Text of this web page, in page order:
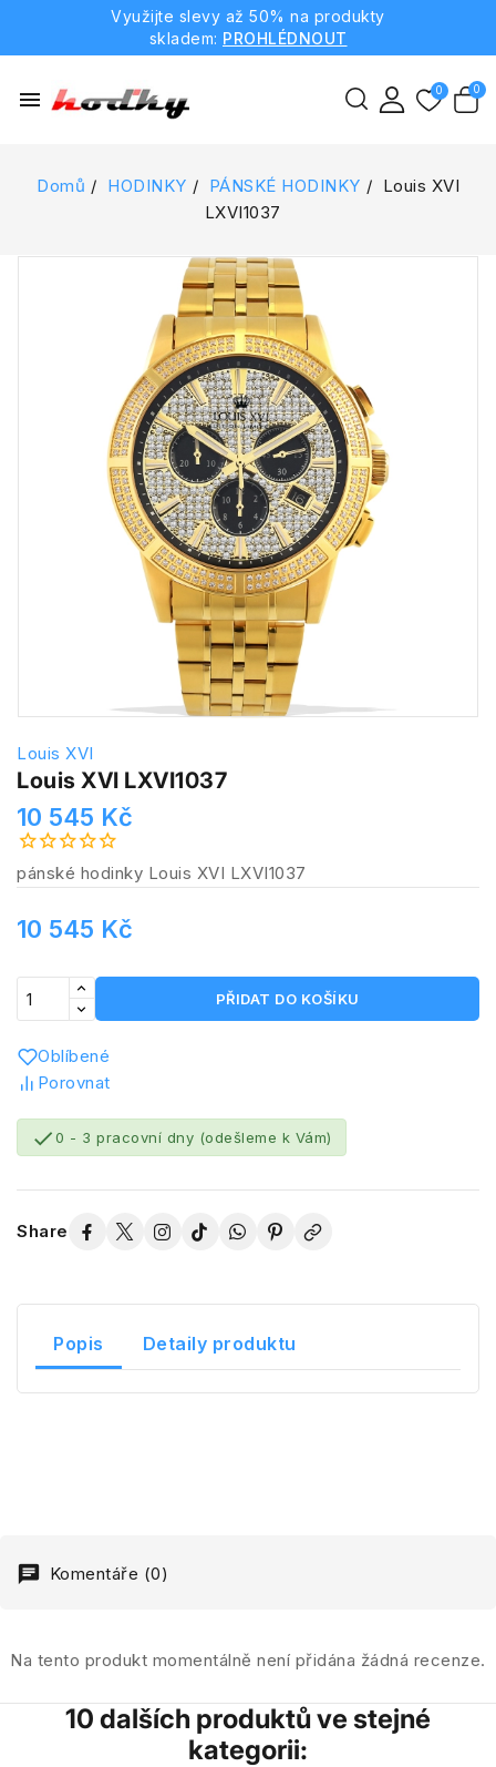
Využijte slevy až 50% na produkty
skladem: PROHLÉDNOUT
menu
Domů HODINKY PÁNSKÉ HODINKY
Louis XVI
LXVI1037
Louis XVI
Louis XVI LXVI1037
10 545 Kč
pánské hodinky Louis XVI LXVI1037
10 545 Kč
PŘIDAT DO KOŠÍKU
Oblíbené
Porovnat
0 - 3 pracovní dny (odešleme k Vám)
Share
Popis Detaily produktu
Komentáře (0)
Na tento produkt momentálně není přidána žádná recenze.
10 dalších produktů ve stejné
kategorii: